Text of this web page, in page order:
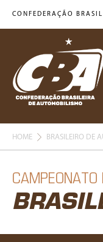
CONFEDERAÇÃO
HOME BRASILEIRO DE
CAMPEONATO